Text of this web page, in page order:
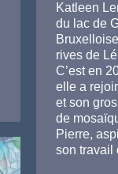
Katleen
du lac de
rives de
C’est en
elle a
et son
de
Pierre,
son